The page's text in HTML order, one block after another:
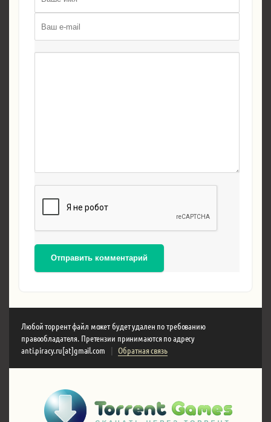
Отправить комментарий
Любой торрент файл может будет удален по требованию
правообладателя. Претензии принимаются по адресу
anti.piracy.ru[at]gmail.com
| Обратная связь